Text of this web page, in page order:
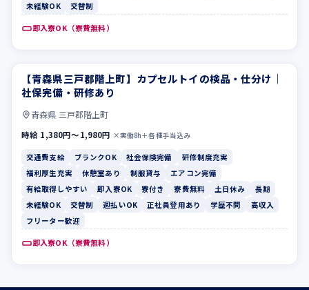
未経験OK
交替制
即入寮OK（寮費無料）
交通費支給 ブランクOK
【青森県三戸郡階上町】カプセルトイの検品・仕分け｜
社保完備・研修あり
青森県 三戸郡階上町
時給 1,380円〜1,980円 ×実働8h＋各種手当込み
交通費支給 ブランクOK 社会保険完備
研修制度充実
福利厚生充実
休憩室あり 制服貸与
エアコン完備
有給取得しやすい
即入寮OK 寮付き 寮費無料 土日休み
長期
未経験OK
交替制 週払いOK 正社員登用あり 学歴不問
高収入
フリーター歓迎
即入寮OK（寮費無料）